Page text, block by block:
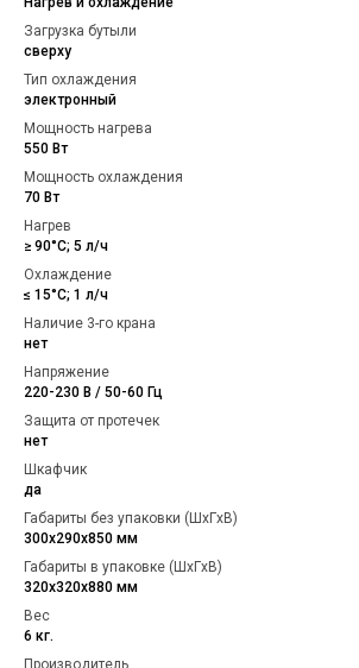
Загрузка бутыли
сверху
Тип охлаждения
электронный
Мощность нагрева
550 Вт
Мощность охлаждения
70 Вт
Нагрев
≥ 90°С; 5 л/ч
Охлаждение
≤ 15°С; 1 л/ч
Наличие 3-го крана
нет
Напряжение
220-230 В / 50-60 Гц
Защита от протечек
нет
Шкафчик
да
Габариты без упаковки (ШxГxВ)
300х290х850 мм
Габариты в упаковке (ШxГxВ)
320х320х880 мм
Вес
6 кг.
Производитель